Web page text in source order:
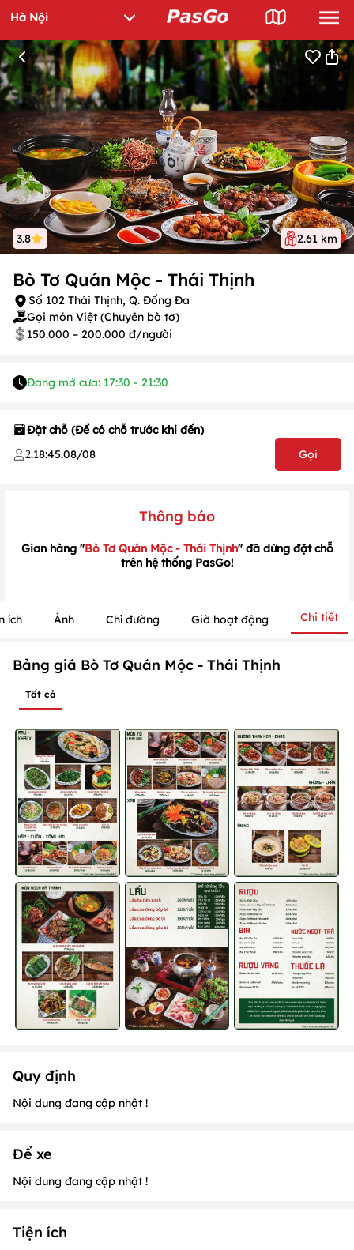
3.8 2.61 km
Bò Tơ Quán Mộc - Thái Thịnh
Số 102 Thái Thịnh, Q. Đống Đa
Gọi món Việt (Chuyên bò tơ)
150.000 – 200.000 đ/người
Đang mở cửa: 17:30 - 21:30
Đặt chỗ (Để có chỗ trước khi đến)
2.18:45.08/08 Gọi
Thông báo
Gian hàng "Bò Tơ Quán Mộc - Thái Thịnh" đã dừng đặt chỗ
trên hệ thống PasGo!
ích Ảnh Chỉ đường Giờ hoạt động Chi tiết
Bảng giá Bò Tơ Quán Mộc - Thái Thịnh
Tất cả
Quy định
Nội dung đang cập nhật !
Để xe
Nội dung đang cập nhật !
Tiện ích